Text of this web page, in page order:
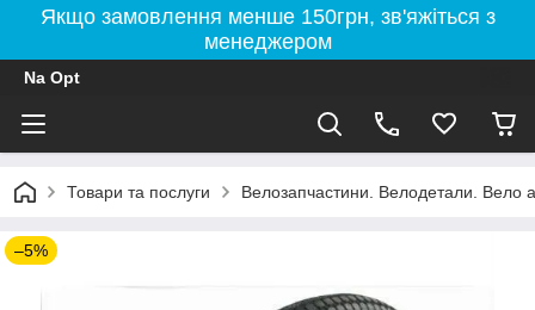
Якщо замовлення менше 150грн, зв'яжіться з
менеджером
Na Opt
Товари та послуги Велозапчастини. Велодетали. Вело
–5%